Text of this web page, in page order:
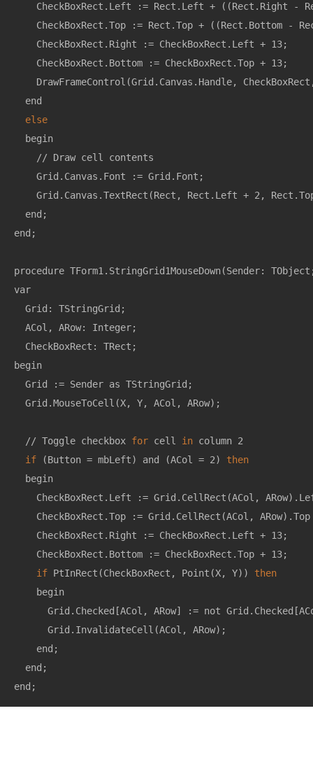
CheckBoxRect.Left := Rect.Left + ((Rect.Right -
CheckBoxRect.Top := Rect.Top + ((Rect.Bottom -
    CheckBoxRect.Right := CheckBoxRect.Left + 13;
    CheckBoxRect.Bottom := CheckBoxRect.Top + 13;
DrawFrameControl(Grid.Canvas.Handle,
  end
else
  begin
    // Draw cell contents
    Grid.Canvas.Font := Grid.Font;
Grid.Canvas.TextRect(Rect, Rect.Left + 2,
  end;
end;
procedure TForm1.StringGrid1MouseDown(Sender:
var
  Grid: TStringGrid;
  ACol, ARow: Integer;
  CheckBoxRect: TRect;
begin
  Grid := Sender as TStringGrid;
  Grid.MouseToCell(X, Y, ACol, ARow);
  // Toggle checkbox
for cell in column 2
if (Button = mbLeft) and (ACol = 2) then
  begin
CheckBoxRect.Left := Grid.CellRect(ACol,
CheckBoxRect.Top := Grid.CellRect(ACol,
    CheckBoxRect.Right := CheckBoxRect.Left + 13;
    CheckBoxRect.Bottom := CheckBoxRect.Top + 13;
if PtInRect(CheckBoxRect, Point(X, Y)) then
    begin
Grid.Checked[ACol, ARow] := not
      Grid.InvalidateCell(ACol, ARow);
    end;
  end;
end;